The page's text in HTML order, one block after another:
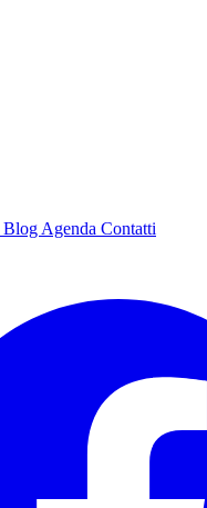
Blog Agenda Contatti